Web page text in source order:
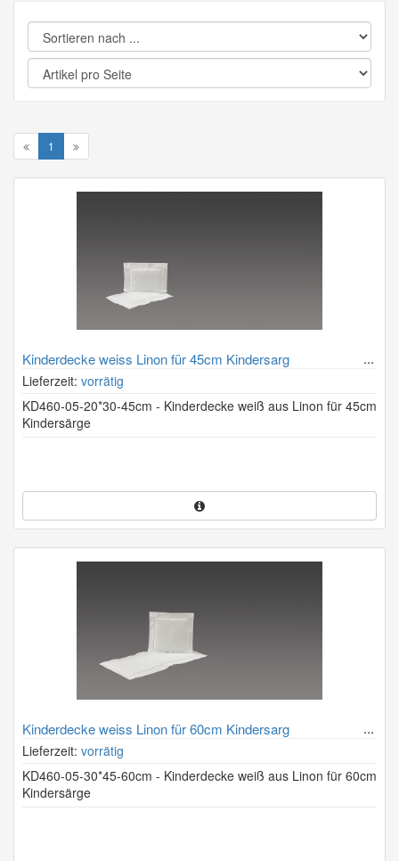
1
Kinderdecke weiss Linon für 45cm Kindersarg
Lieferzeit: vorrätig
KD460-05-20*30-45cm - Kinderdecke weiß aus Linon für 45cm
Kindersärge
Kinderdecke weiss Linon für 60cm Kindersarg
Lieferzeit: vorrätig
KD460-05-30*45-60cm - Kinderdecke weiß aus Linon für 60cm
Kindersärge